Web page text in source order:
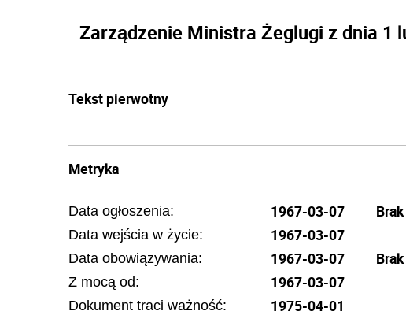
Zarządzenie Ministra Żeglugi z dnia 1
Tekst pierwotny
Metryka
Data ogłoszenia: 1967-03-07
Data wejścia w życie: 1967-03-07
Data obowiązywania: 1967-03-07
Z mocą od: 1967-03-07
Dokument traci ważność: 1975-04-01